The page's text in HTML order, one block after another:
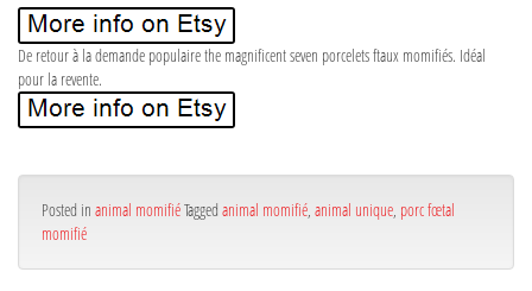
De retour à la demande populaire the magnificent seven porcelets ftaux momifiés. Idéal
pour la revente.
Posted in animal momifiéTagged animal momifié animal unique porc fœtal
momifié